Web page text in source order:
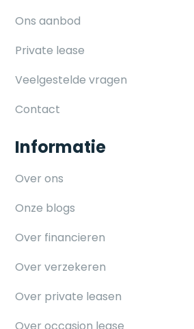
Ons aanbod
Private lease
Veelgestelde vragen
Contact
Informatie
Over ons
Onze blogs
Over financieren
Over verzekeren
Over private leasen
Over occasion lease